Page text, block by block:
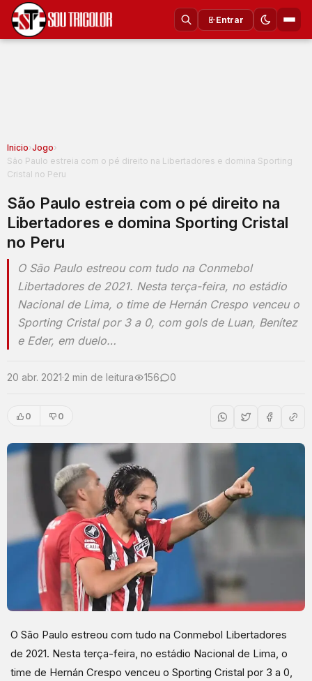
Entrar
Inicio›Jogo›
São Paulo estreia com o pé direito na Libertadores e domina Sporting
Cristal no Peru
São Paulo estreia com o pé direito na
Libertadores e domina Sporting Cristal
no Peru
O São Paulo estreou com tudo na Conmebol
Libertadores de 2021. Nesta terça-feira, no estádio
Nacional de Lima, o time de Hernán Crespo venceu o
Sporting Cristal por 3 a 0, com gols de Luan, Benítez
e Eder, em duelo…
20 abr. 2021·2 min de leitura 156 0
0 0
O São Paulo estreou com tudo na Conmebol Libertadores
de 2021. Nesta terça-feira, no estádio Nacional de Lima, o
time de Hernán Crespo venceu o Sporting Cristal por 3 a 0,